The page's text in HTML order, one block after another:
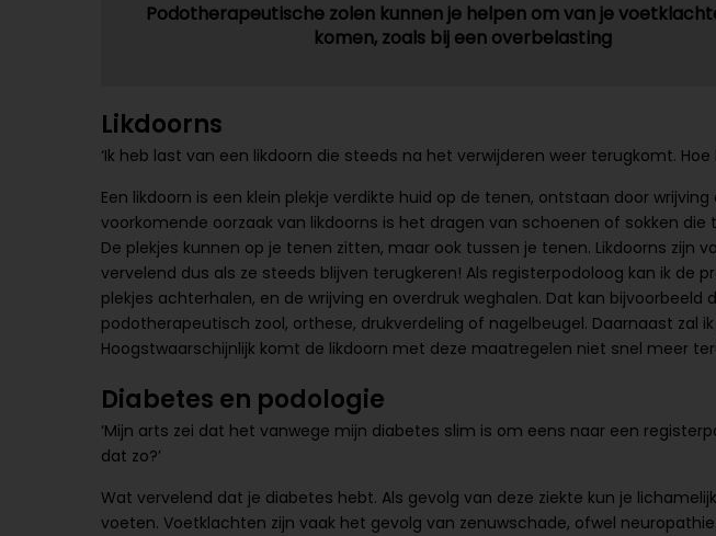
Podotherapeutische zolen kunnen je helpen om van je
komen, zoals bij een overbelasting
Likdoorns
‘Ik heb last van een likdoorn die steeds na het verwijderen weer terugkomt. Hoe
Een likdoorn is een klein plekje verdikte huid op de tenen, ontstaan door
voorkomende oorzaak van likdoorns is het dragen van schoenen of sokken die
De plekjes kunnen op je tenen zitten, maar ook tussen je tenen. Likdoorns zijn
vervelend dus als ze steeds blijven terugkeren! Als registerpodoloog kan ik de
plekjes achterhalen, en de wrijving en overdruk weghalen. Dat kan bijvoorbeeld
podotherapeutisch zool, orthese, drukverdeling of nagelbeugel. Daarnaast zal
Hoogstwaarschijnlijk komt de likdoorn met deze maatregelen niet snel meer
Diabetes en podologie
‘Mijn arts zei dat het vanwege mijn diabetes slim is om eens naar een
dat zo?’
Wat vervelend dat je diabetes hebt. Als gevolg van deze ziekte kun je
voeten. Voetklachten zijn vaak het gevolg van zenuwschade, ofwel